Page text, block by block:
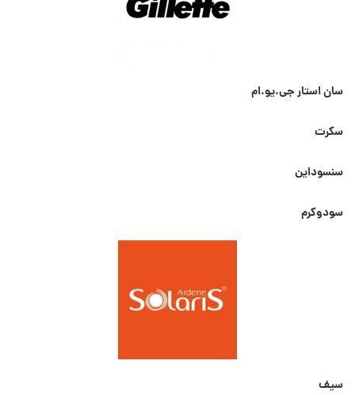
سان استار جی.یو.ام
سکرت
سنسوداین
سودوکرم
سیف